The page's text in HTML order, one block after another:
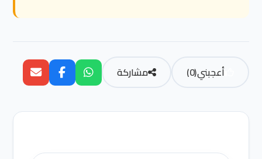
أعجبني(
0
) مشاركة